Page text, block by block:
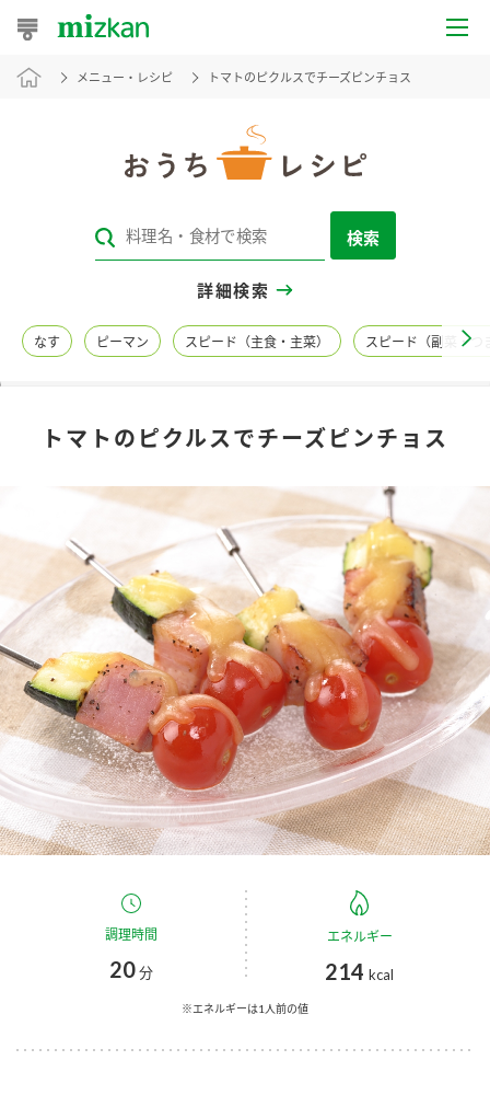
おうちレシピ
レシピカテゴリ一覧
レシピ名特集
商品情報
商品カテゴリ
酢 調味酢
お酢ドリンク ぽん酢
みりん風・料理酒 鍋用調味料
つゆ たれ
スープ 中華
新商品一覧
キャンペーン情報
ブランド・スペシャルサイト
ブランド・スペシャルサイト トップ
商品ブランドサイト
Fibee（ファイビー）
くらしプラ酢
カンタン酢
お酢ドリンク
つゆ
企業情報
国内事業概要
企業理念
ミツカンの歴史
ミツカンを知る
環境への取り組み
メニュー・レシピ トマトのピクルスでチーズピンチョス
検索
詳細検索
なす ピーマン スピード（主食・主菜） スピード（副菜・つ
トマトのピクルスでチーズピンチョス
調理時間
20分
エネルギー
214 kcal
※エネルギーは1人前の値